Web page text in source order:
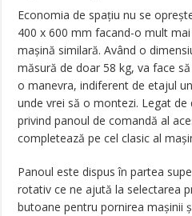
Economia de spaţiu nu se
400 x 600 mm facand-o mult
maşină similară. Având o
măsură de doar 58 kg, va face
o manevra, indiferent de etajul
unde vrei să o montezi. Legat
privind panoul de comandă al
completează pe cel clasic al
Panoul este dispus în partea
rotativ ce ne ajută la selectarea
butoane pentru pornirea maşinii